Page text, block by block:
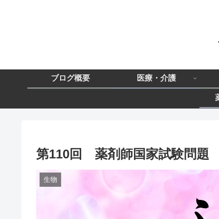
ブログ概要 医療・介護
第110回 薬剤師国家試験問題
生物